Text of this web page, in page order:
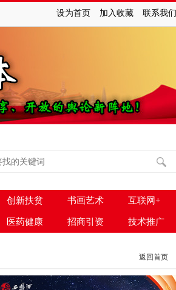
设为首页 加入收藏 联系我们
创新扶贫 书画艺术 互联网+
医药健康 招商引资 技术推广
返回首页